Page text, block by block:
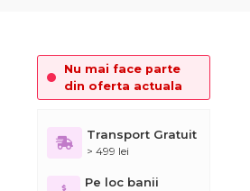
Nu mai face parte
din oferta actuala
Transport Gratuit
> 499 lei
Pe loc banii